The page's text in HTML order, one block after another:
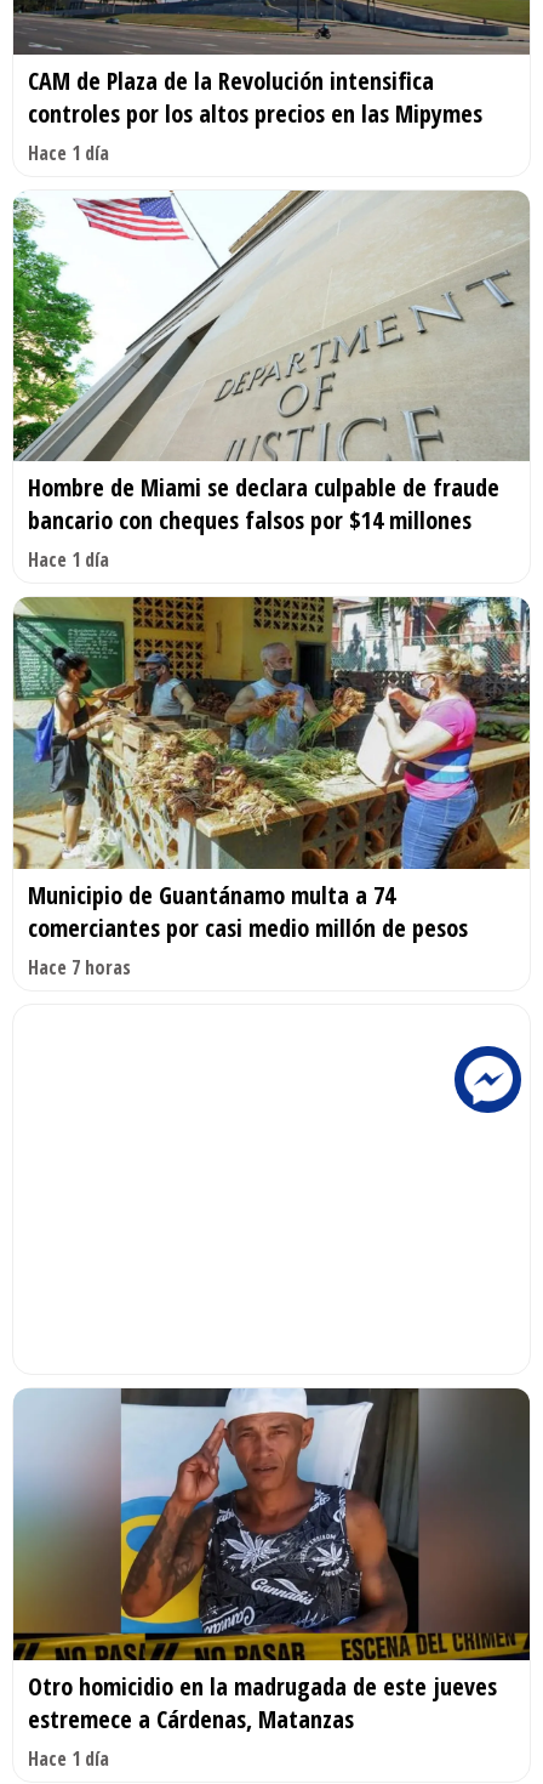
CAM de Plaza de la Revolución intensifica
controles por los altos precios en las Mipymes
Hace 1 día
Hombre de Miami se declara culpable de fraude
bancario con cheques falsos por $14 millones
Hace 1 día
Municipio de Guantánamo multa a 74
comerciantes por casi medio millón de pesos
Hace 7 horas
Otro homicidio en la madrugada de este jueves
estremece a Cárdenas, Matanzas
Hace 1 día